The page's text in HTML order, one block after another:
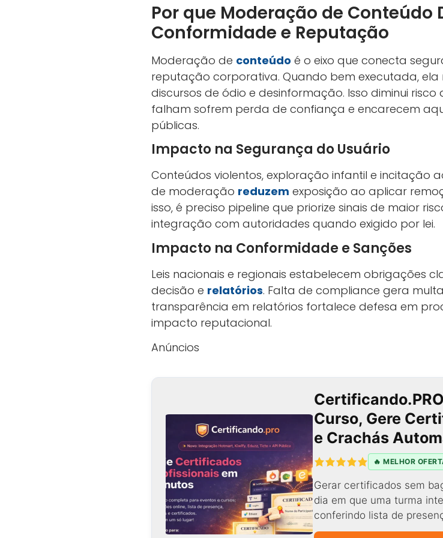
Por que Moderação de Conteúdo
Conformidade e Reputação
Moderação de conteúdo é o eixo que conecta
reputação corporativa. Quando bem executada, ela
discursos de ódio e desinformação. Isso diminui
falham sofrem perda de confiança e encarecem
públicas.
Impacto na Segurança do Usuário
Conteúdos violentos, exploração infantil e incitação
de moderação reduzem exposição ao aplicar
isso, é preciso pipeline que priorize sinais de maior
integração com autoridades quando exigido por lei.
Impacto na Conformidade e Sanções
Leis nacionais e regionais estabelecem obrigações
decisão e relatórios. Falta de compliance gera
transparência em relatórios fortalece defesa em
impacto reputacional.
Anúncios
Curso, Gere
e Crachás
🔥 MELHOR
Gerar certificados sem
dia em que uma turma
conferindo lista de